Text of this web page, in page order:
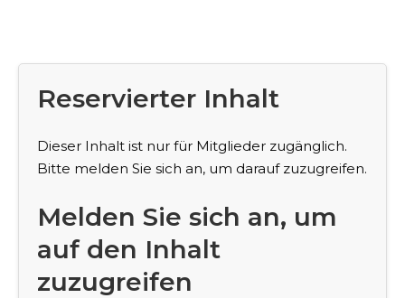
Reservierter Inhalt
Dieser Inhalt ist nur für Mitglieder zugänglich.
Bitte melden Sie sich an, um darauf zuzugreifen.
Melden Sie sich an, um
auf den Inhalt
zuzugreifen